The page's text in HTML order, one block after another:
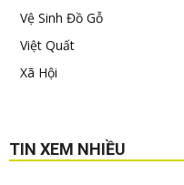
Vệ Sinh Đồ Gỗ
Việt Quất
Xã Hội
TIN XEM NHIỀU